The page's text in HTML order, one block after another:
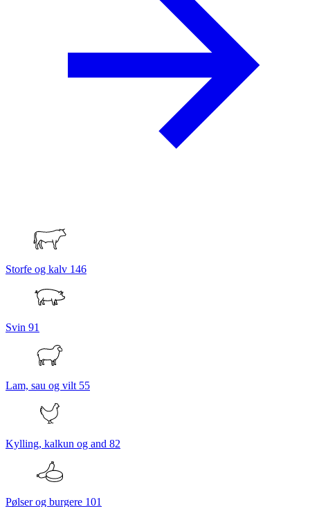
Storfe og kalv 146
Svin 91
Lam, sau og vilt 55
Kylling, kalkun og and 82
Pølser og burgere 101